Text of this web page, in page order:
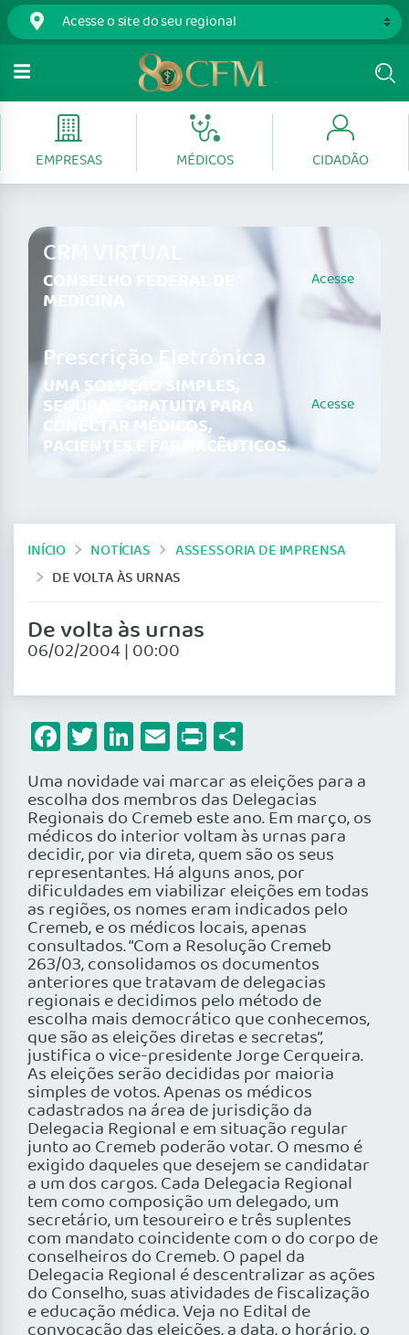
EMPRESAS MÉDICOS CIDADÃO
CRM VIRTUAL
CONSELHO FEDERAL DE
MEDICINA
Acesse
Prescrição Eletrônica
UMA SOLUÇÃO SIMPLES,
SEGURA E GRATUITA PARA
CONECTAR MÉDICOS,
PACIENTES E FARMACÊUTICOS.
Acesse
INÍCIO NOTÍCIAS
ASSESSORIA DE IMPRENSA
DE VOLTA ÀS URNAS
De volta às urnas
06/02/2004 | 00:00
Facebook
Twitter
LinkedIn
Email
Print
Uma novidade vai marcar as eleições para a
escolha dos membros das Delegacias
Regionais do Cremeb este ano. Em março, os
médicos do interior voltam às urnas para
decidir, por via direta, quem são os seus
representantes. Há alguns anos, por
dificuldades em viabilizar eleições em todas
as regiões, os nomes eram indicados pelo
Cremeb, e os médicos locais, apenas
consultados. “Com a Resolução Cremeb
263/03, consolidamos os documentos
anteriores que tratavam de delegacias
regionais e decidimos pelo método de
escolha mais democrático que conhecemos,
que são as eleições diretas e secretas”,
justifica o vice-presidente Jorge Cerqueira.
As eleições serão decididas por maioria
simples de votos. Apenas os médicos
cadastrados na área de jurisdição da
Delegacia Regional e em situação regular
junto ao Cremeb poderão votar. O mesmo é
exigido daqueles que desejem se candidatar
a um dos cargos. Cada Delegacia Regional
tem como composição um delegado, um
secretário, um tesoureiro e três suplentes
com mandato coincidente com o do corpo de
conselheiros do Cremeb. O papel da
Delegacia Regional é descentralizar as ações
do Conselho, suas atividades de fiscalização
e educação médica. Veja no Edital de